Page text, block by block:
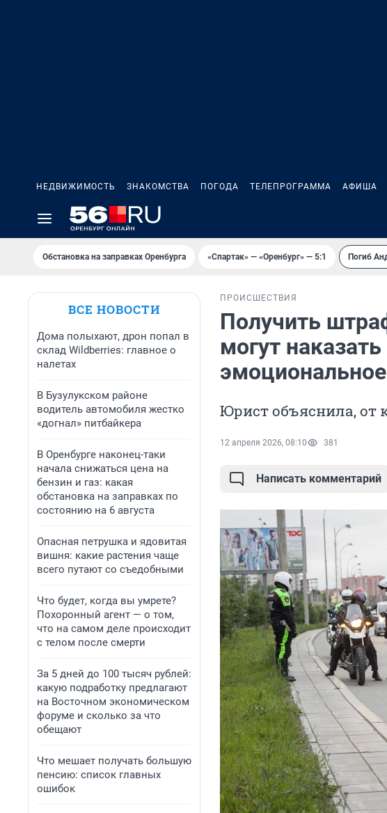
НЕДВИЖИМОСТЬ ЗНАКОМСТВА ПОГОДА ТЕЛЕПРОГРАММА АФИША
Обстановка на заправках Оренбурга «Спартак» — «Оренбург» — 5:1 Погиб
ВСЕ НОВОСТИ
Дома полыхают, дрон попал в
склад Wildberries: главное о
налетах
В Бузулукском районе
водитель автомобиля жестко
«догнал» питбайкера
В Оренбурге наконец-таки
начала снижаться цена на
бензин и газ: какая
обстановка на заправках по
состоянию на 6 августа
Опасная петрушка и ядовитая
вишня: какие растения чаще
всего путают со съедобными
Что будет, когда вы умрете?
Похоронный агент — о том,
что на самом деле происходит
с телом после смерти
За 5 дней до 100 тысяч рублей:
какую подработку предлагают
на Восточном экономическом
форуме и сколько за что
обещают
Что мешает получать большую
пенсию: список главных
ошибок
ПРОИСШЕСТВИЯ
Получить
могут
Юрист объяснила, от
12 апреля 2026, 08:10 381
Написать комментарий